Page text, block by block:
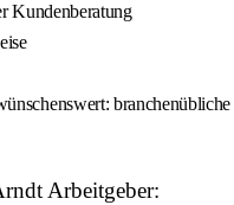
Kundenberatung
branchenübliche
Arbeitgeber: